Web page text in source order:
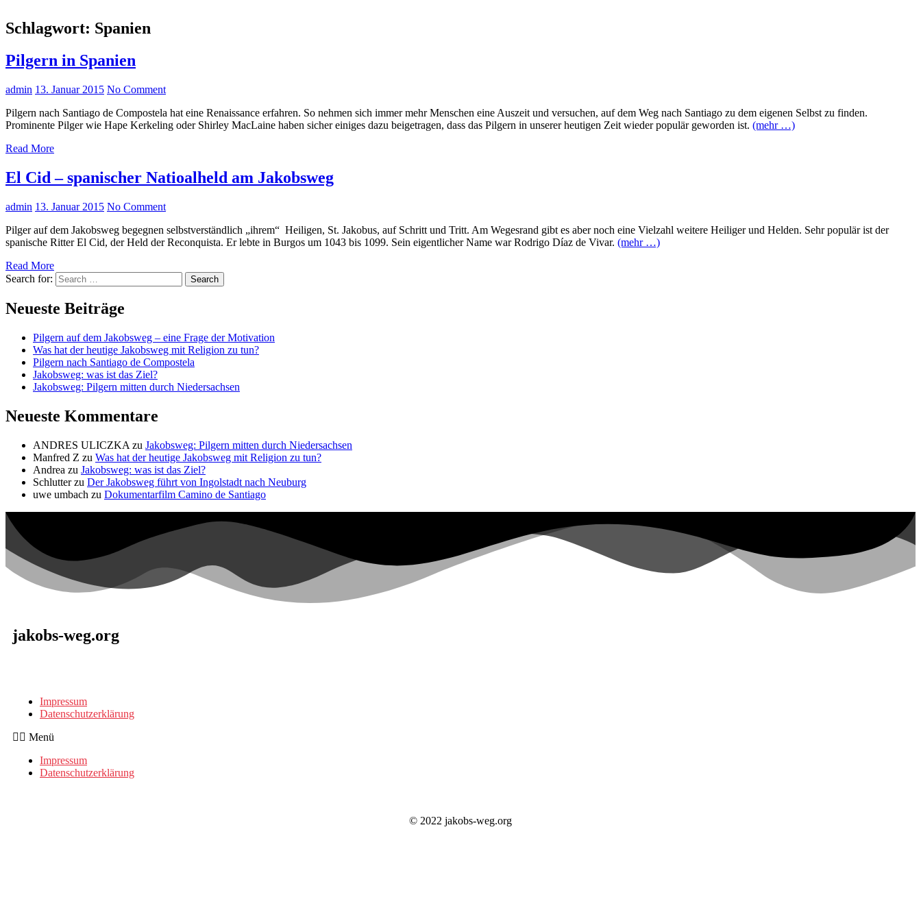
Schlagwort: Spanien
Pilgern in Spanien
admin 13. Januar 2015 No Comment
Pilgern nach Santiago de Compostela hat eine Renaissance erfahren. So nehmen sich immer mehr Menschen eine Auszeit und versuchen, auf dem Weg nach Santiago zu dem eigenen Selbst zu finden.
Prominente Pilger wie Hape Kerkeling oder Shirley MacLaine haben sicher einiges dazu beigetragen, dass das Pilgern in unserer heutigen Zeit wieder populär geworden ist. (mehr …)
Read More
El Cid – spanischer Natioalheld am Jakobsweg
admin 13. Januar 2015 No Comment
Pilger auf dem Jakobsweg begegnen selbstverständlich „ihrem“ Heiligen, St. Jakobus, auf Schritt und Tritt. Am Wegesrand gibt es aber noch eine Vielzahl weitere Heiliger und Helden. Sehr populär ist der
spanische Ritter El Cid, der Held der Reconquista. Er lebte in Burgos um 1043 bis 1099. Sein eigentlicher Name war Rodrigo Díaz de Vivar. (mehr …)
Read More
Search for:
Search
Neueste Beiträge
Pilgern auf dem Jakobsweg – eine Frage der Motivation
Was hat der heutige Jakobsweg mit Religion zu tun?
Pilgern nach Santiago de Compostela
Jakobsweg: was ist das Ziel?
Jakobsweg: Pilgern mitten durch Niedersachsen
Neueste Kommentare
ANDRES ULICZKA zu Jakobsweg: Pilgern mitten durch Niedersachsen
Manfred Z zu Was hat der heutige Jakobsweg mit Religion zu tun?
Andrea zu Jakobsweg: was ist das Ziel?
Schlutterzu Der Jakobsweg führt von Ingolstadt nach Neuburg
uwe umbach zu Dokumentarfilm Camino de Santiago
jakobs-weg.org
Impressum
Datenschutzerklärung
Menü
Impressum
Datenschutzerklärung
© 2022 jakobs-weg.org